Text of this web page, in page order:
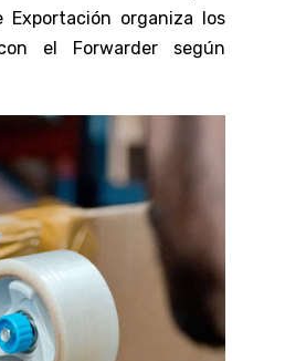
organiza los
el Forwarder según